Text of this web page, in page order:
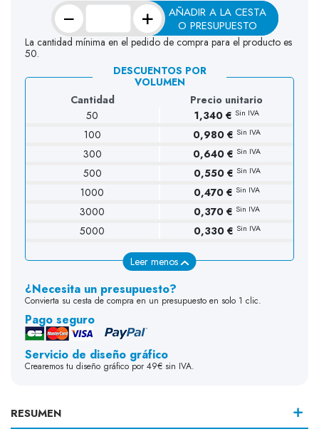
− +
AÑADIR A LA CESTA
O PRESUPUESTO
La cantidad mínima en el pedido de compra para el producto es
50.
DESCUENTOS POR
VOLUMEN
Cantidad
Precio unitario
50
1,340 € Sin IVA
100 0,980 € Sin IVA
300 0,640 € Sin IVA
500 0,550 € Sin IVA
1000 0,470 € Sin IVA
3000 0,370 € Sin IVA
5000 0,330 € Sin IVA
Leer menos
¿Necesita un presupuesto?
Convierta su cesta de compra en un presupuesto en solo 1 clic.
Pago seguro
Servicio de diseño gráfico
Crearemos tu diseño gráfico por 49€ sin IVA.
RESUMEN